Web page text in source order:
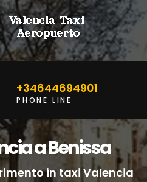
+34644694901
PHONE LINE
a Benissa
in taxi Valencia